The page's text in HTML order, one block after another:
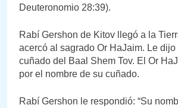
Deuteronomio 28:39).
Rabí Gershon de Kitov llegó a la
acercó al sagrado Or HaJaim. Le dijo
cuñado del Baal Shem Tov. El Or
por el nombre de su cuñado.
Rabí Gershon le respondió: “Su